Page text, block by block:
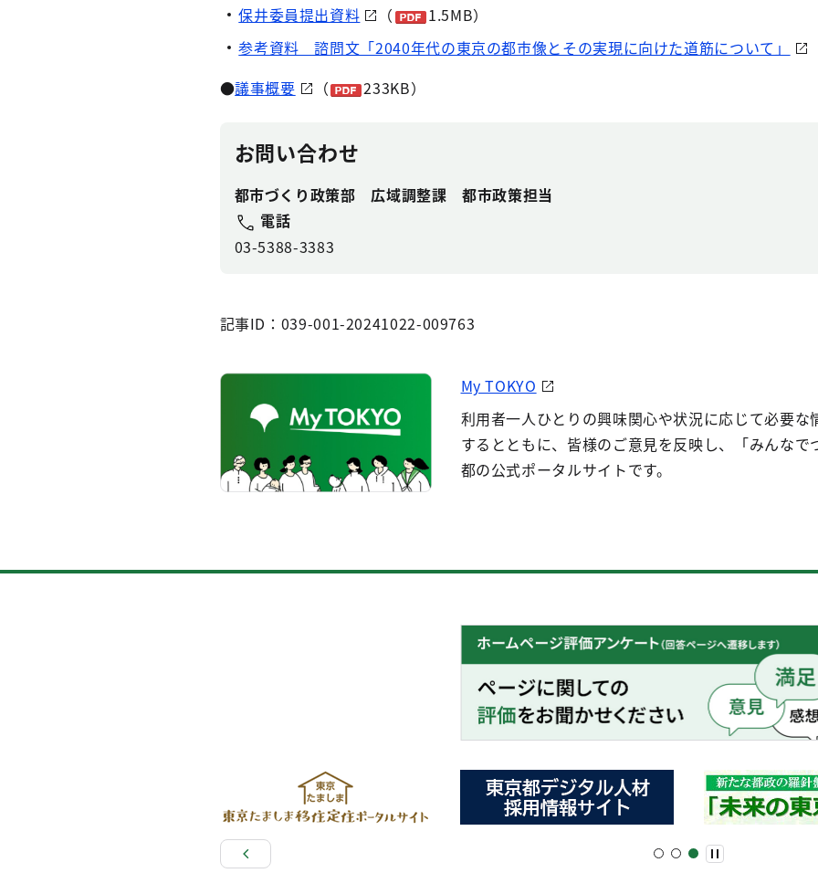
保井委員提出資料
（
1.5MB）
参考資料 諮問文「2040年代の東京の都市像とその実現に向けた道筋について」
●議事概要 （ 233KB）
お問い合わせ
都市づくり政策部 広域調整課 都市政策担当
電話
03-5388-3383
記事ID：039-001-20241022-009763
My TOKYO
利用者一人ひとりの興味関心や状況に応じて必要な
するとともに、皆様のご意見を反映し、「みんなで
都の公式ポータルサイトです。